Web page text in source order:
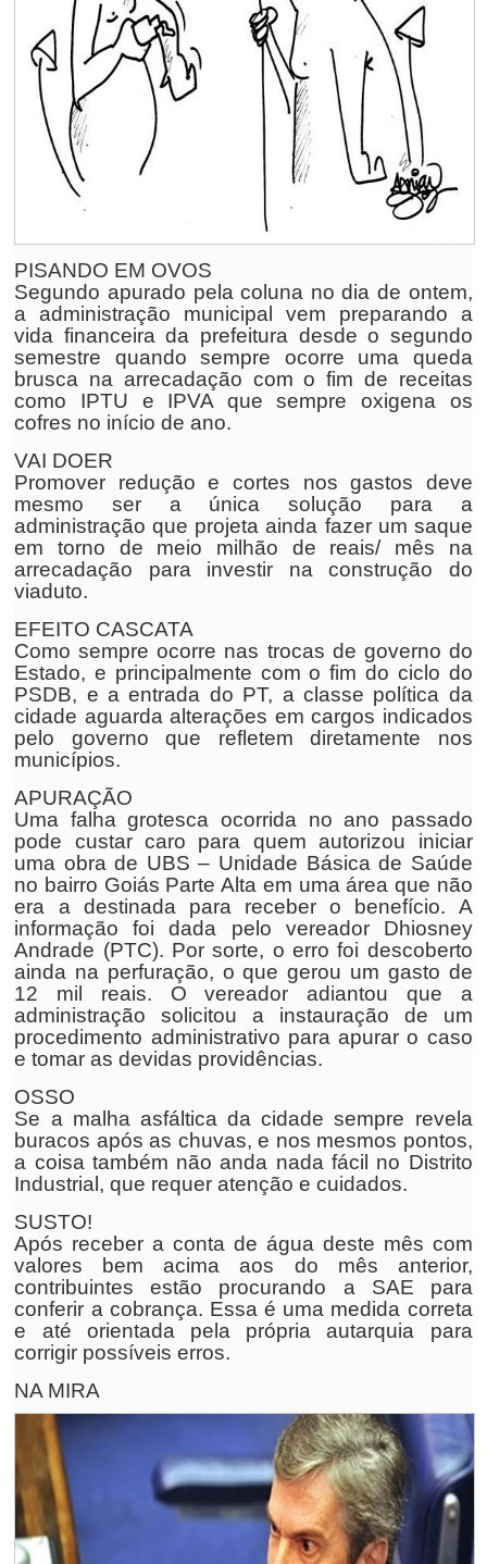
PISANDO EM OVOS
Segundo apurado pela coluna no dia de ontem,
a administração municipal vem preparando a
vida financeira da prefeitura desde o segundo
semestre quando sempre ocorre uma queda
brusca na arrecadação com o fim de receitas
como IPTU e IPVA que sempre oxigena os
cofres no início de ano.
VAI DOER
Promover redução e cortes nos gastos deve
mesmo ser a única solução para a
administração que projeta ainda fazer um saque
em torno de meio milhão de reais/ mês na
arrecadação para investir na construção do
viaduto.
EFEITO CASCATA
Como sempre ocorre nas trocas de governo do
Estado, e principalmente com o fim do ciclo do
PSDB, e a entrada do PT, a classe política da
cidade aguarda alterações em cargos indicados
pelo governo que refletem diretamente nos
municípios.
APURAÇÃO
Uma falha grotesca ocorrida no ano passado
pode custar caro para quem autorizou iniciar
uma obra de UBS – Unidade Básica de Saúde
no bairro Goiás Parte Alta em uma área que não
era a destinada para receber o benefício. A
informação foi dada pelo vereador Dhiosney
Andrade (PTC). Por sorte, o erro foi descoberto
ainda na perfuração, o que gerou um gasto de
12 mil reais. O vereador adiantou que a
administração solicitou a instauração de um
procedimento administrativo para apurar o caso
e tomar as devidas providências.
OSSO
Se a malha asfáltica da cidade sempre revela
buracos após as chuvas, e nos mesmos pontos,
a coisa também não anda nada fácil no Distrito
Industrial, que requer atenção e cuidados.
SUSTO!
Após receber a conta de água deste mês com
valores bem acima aos do mês anterior,
contribuintes estão procurando a SAE para
conferir a cobrança. Essa é uma medida correta
e até orientada pela própria autarquia para
corrigir possíveis erros.
NA MIRA